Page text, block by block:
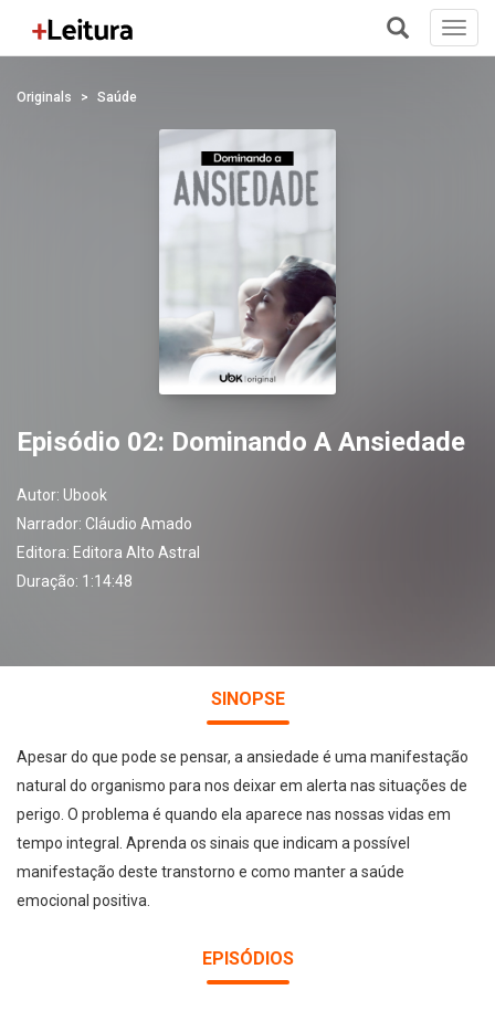
Originals Saúde
Episódio 02: Dominando A Ansiedade
Autor: Ubook
Narrador: Cláudio Amado
Editora: Editora Alto Astral
Duração: 1:14:48
SINOPSE
Apesar do que pode se pensar, a ansiedade é uma manifestação
natural do organismo para nos deixar em alerta nas situações de
perigo. O problema é quando ela aparece nas nossas vidas em
tempo integral. Aprenda os sinais que indicam a possível
manifestação deste transtorno e como manter a saúde
emocional positiva.
EPISÓDIOS